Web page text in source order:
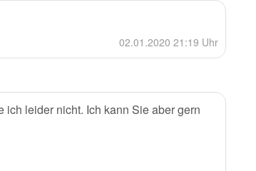
02.01.2020 21:19 Uhr
leider nicht. Ich kann Sie aber gern